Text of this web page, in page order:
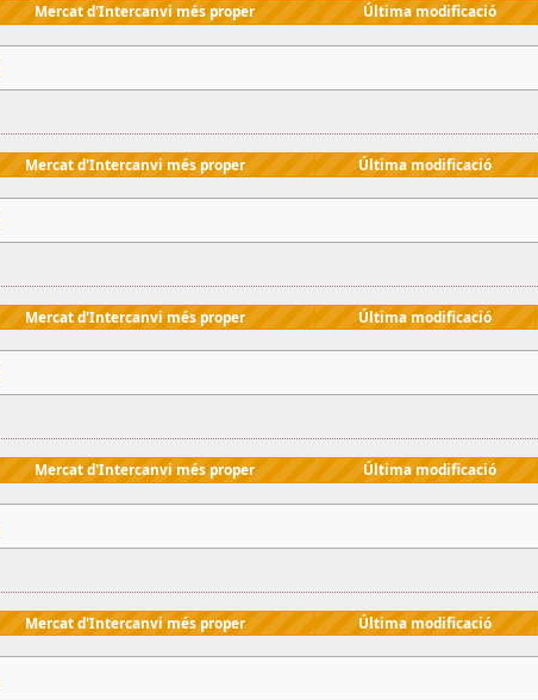
Mercat d'Intercanvi més proper Última modificació
Mercat d'Intercanvi més proper Última modificació
Mercat d'Intercanvi més proper Última modificació
Mercat d'Intercanvi més proper Última modificació
Mercat d'Intercanvi més proper Última modificació